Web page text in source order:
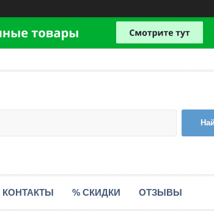
КОНТАКТЫ % СКИДКИ ОТЗЫВЫ